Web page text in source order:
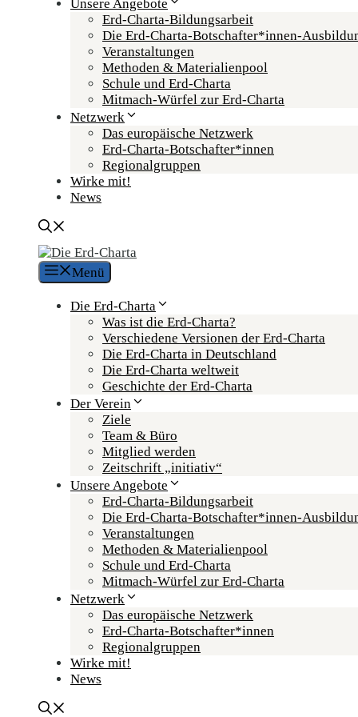
Unsere Angebote
Erd-Charta-Bildungsarbeit
Die Erd-Charta-Botschafter­*innen-
Veranstaltungen
Methoden & Materialienpool
Schule und Erd-Charta
Mitmach-Würfel zur Erd-Charta
Netzwerk
Das europäische Netzwerk
Erd-Charta-Botschafter­*innen
Regional­gruppen
Wirke mit!
News
Menü
Die Erd-Charta
Was ist die Erd-Charta?
Verschiedene Versionen der Erd-Charta
Die Erd-Charta in Deutschland
Die Erd-Charta weltweit
Geschichte der Erd-Charta
Der Verein
Ziele
Team & Büro
Mitglied werden
Zeitschrift „initiativ“
Unsere Angebote
Erd-Charta-Bildungsarbeit
Die Erd-Charta-Botschafter­*innen-
Veranstaltungen
Methoden & Materialienpool
Schule und Erd-Charta
Mitmach-Würfel zur Erd-Charta
Netzwerk
Das europäische Netzwerk
Erd-Charta-Botschafter­*innen
Regional­gruppen
Wirke mit!
News